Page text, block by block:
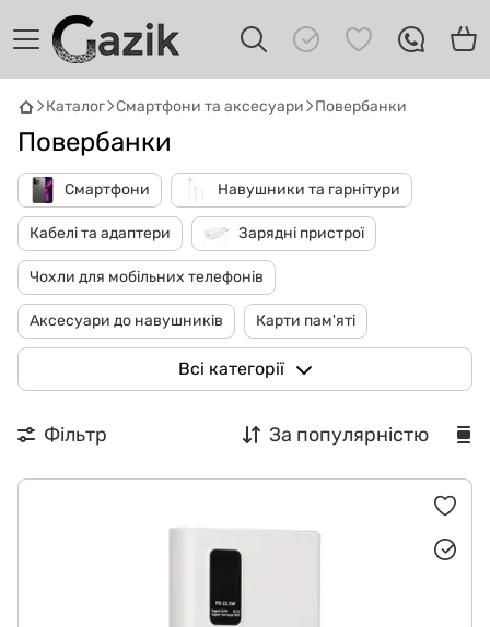
Каталог Смартфони та аксесуари Повербанки
Повербанки
Смартфони Навушники та гарнітури
Кабелі та адаптери Зарядні пристрої
Чохли для мобільних телефонів
Аксесуари до навушників Карти пам'яті
Захисні плівки та скло Повербанки
Зарядний пристрій для AA акумуляторів
Всі категорії
Фільтр За популярністю
GAZIKAI
Привіт! 👋 Я Gazik AI — допоможу
підібрати вживану комп'ютерну техніку.
Що шукаєш?